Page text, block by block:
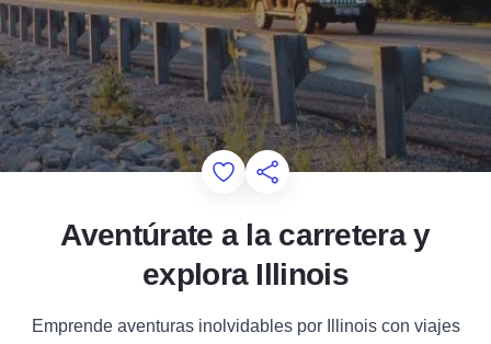
Add to Favorites
Compartir esta página
Aventúrate a la carretera y
explora Illinois
Emprende aventuras inolvidables por Illinois con viajes